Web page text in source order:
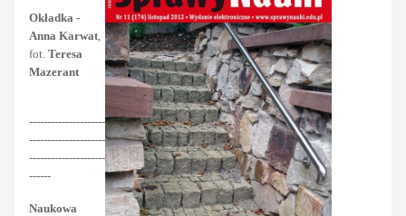
Okładka -
Anna Karwat
fot. Teresa
Mazerant
---------------------
---------------------
---------------------
------
Naukowa